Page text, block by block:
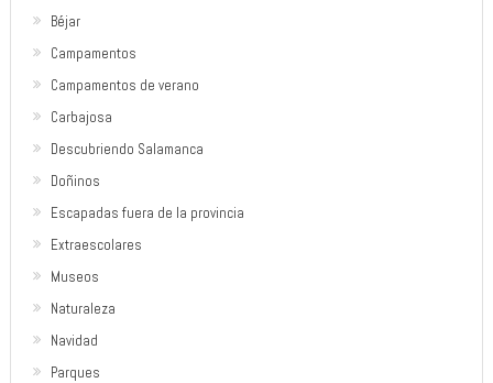
Béjar
Campamentos
Campamentos de verano
Carbajosa
Descubriendo Salamanca
Doñinos
Escapadas fuera de la provincia
Extraescolares
Museos
Naturaleza
Navidad
Parques